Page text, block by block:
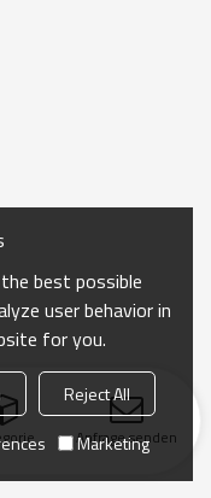
Anfrage senden
best possible
user behavior in
for you.
Reject All
Marketing